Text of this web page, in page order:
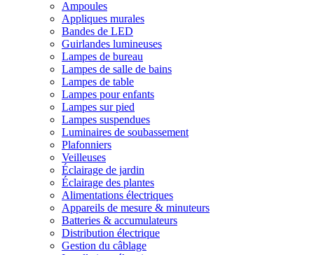
Ampoules
Appliques murales
Bandes de LED
Guirlandes lumineuses
Lampes de bureau
Lampes de salle de bains
Lampes de table
Lampes pour enfants
Lampes sur pied
Lampes suspendues
Luminaires de soubassement
Plafonniers
Veilleuses
Éclairage de jardin
Éclairage des plantes
Alimentations électriques
Appareils de mesure & minuteurs
Batteries & accumulateurs
Distribution électrique
Gestion du câblage